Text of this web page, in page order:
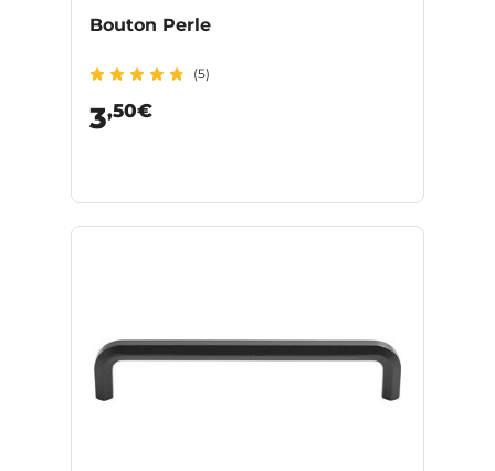
Bouton Perle
(5)
3,50€